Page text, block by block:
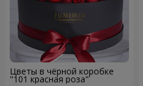
Цветы в чёрной коробке
"101 красная роза"